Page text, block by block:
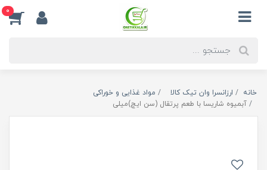
0
خانه ارزانسرا وان تیک کالا
مواد غذایی و خوراکی
آبمیوه شاریسا با طعم پرتقال (سن ایچ)میلی